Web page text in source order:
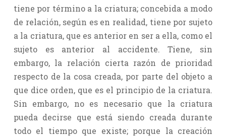
tiene por término a la criatura; concebida a modo
de relación, según es en realidad, tiene por sujeto
a la criatura, que es anterior en ser a ella, como el
sujeto es anterior al accidente. Tiene, sin
embargo, la relación cierta razón de prioridad
respecto de la cosa creada, por parte del objeto a
que dice orden, que es el principio de la criatura.
Sin embargo, no es necesario que la criatura
pueda decirse que está siendo creada durante
todo el tiempo que existe; porque la creación